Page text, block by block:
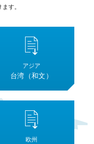
す。
アジア
台湾（和文）
欧州